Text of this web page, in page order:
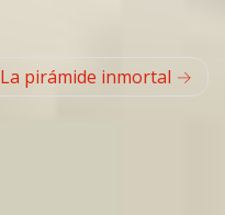
La pirámide inmortal